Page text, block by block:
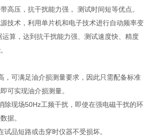
高压，抗干扰能力强， 测试时间短等优点。
技术，利用单片机和电子技术进行自动频率变
算，达到抗干扰能力强、测试速度快、精度
，可满足油介损测量要求，因此只需配备标准
可实现油介损测量。
除现场50Hz工频干扰，即使在强电磁干扰的环
据。
试品短路或击穿时仪器不受损坏。